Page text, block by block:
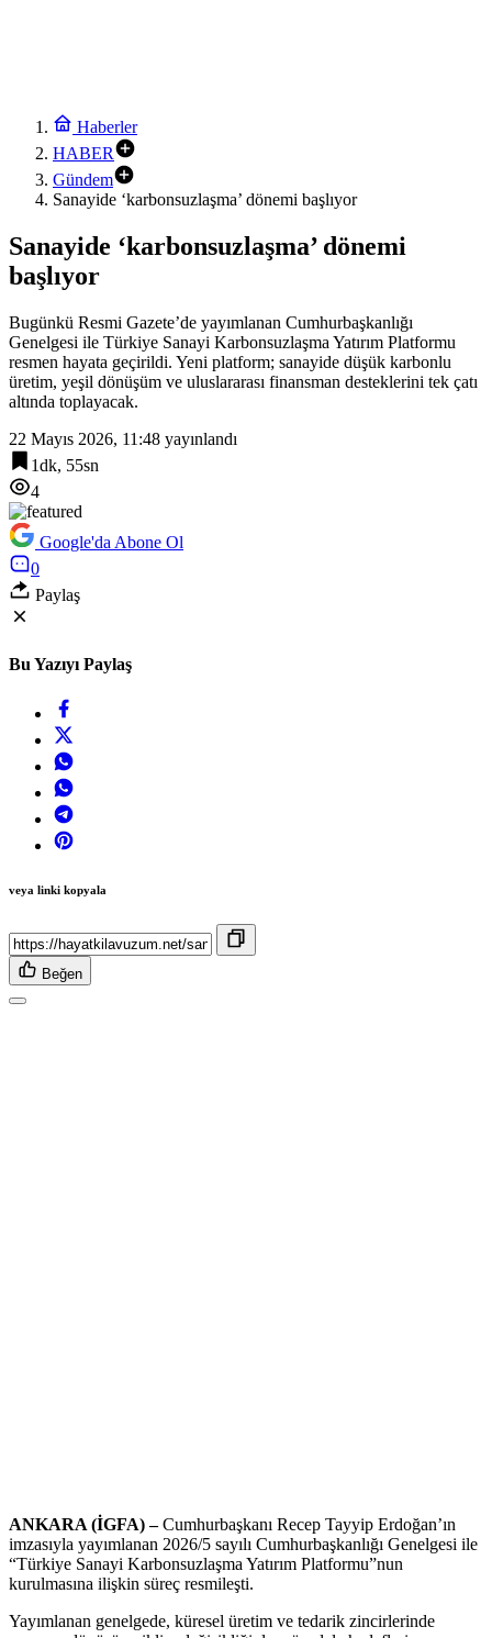
Haberler
HABER
Gündem
Sanayide ‘karbonsuzlaşma’ dönemi başlıyor
Sanayide ‘karbonsuzlaşma’ dönemi
başlıyor
Bugünkü Resmi Gazete’de yayımlanan Cumhurbaşkanlığı
Genelgesi ile Türkiye Sanayi Karbonsuzlaşma Yatırım Platformu
resmen hayata geçirildi. Yeni platform; sanayide düşük karbonlu
üretim, yeşil dönüşüm ve uluslararası finansman desteklerini tek çatı
altında toplayacak.
22 Mayıs 2026, 11:48 yayınlandı
1dk, 55sn
4
Google'da Abone Ol
0
Paylaş
Bu Yazıyı Paylaş
veya linki kopyala
Beğen
ANKARA (İGFA) –Cumhurbaşkanı Recep Tayyip Erdoğan’ın
imzasıyla yayımlanan 2026/5 sayılı Cumhurbaşkanlığı Genelgesi ile
“Türkiye Sanayi Karbonsuzlaşma Yatırım Platformu”nun
kurulmasına ilişkin süreç resmileşti.
Yayımlanan genelgede, küresel üretim ve tedarik zincirlerinde